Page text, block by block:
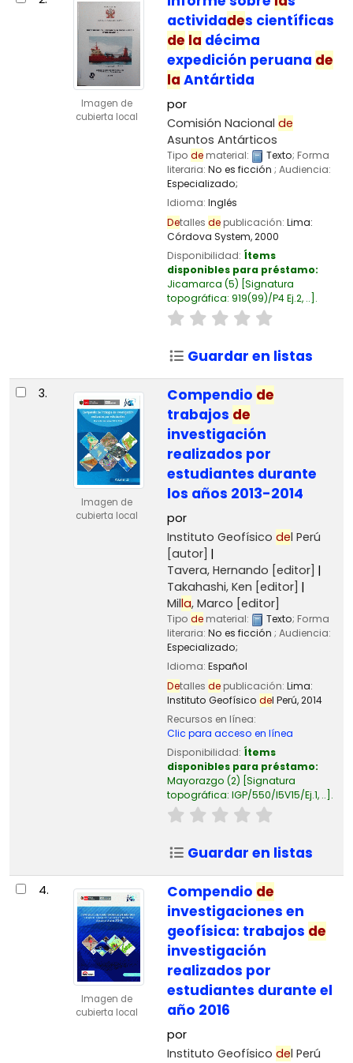
Imagen de
cubierta local
actividades científicas
de la décima
expedición peruana de
la Antártida
por
Comisión Nacional de
Asuntos Antárticos
Tipo dematerial: Texto; Forma
literaria: No es ficción ; Audiencia:
Especializado;
Idioma: Inglés
Detalles depublicación: Lima:
Córdova System,2000
Disponibilidad: Ítems
disponibles para préstamo:
Jicamarca (5) Signatura
topográfica: 919(99)/P4 Ej.2, .. .
Guardar en listas
3.
Imagen de
cubierta local
Compendio de
trabajos de
investigación
realizados por
estudiantes durante
los años 2013-2014
por
Instituto Geofísico del Perú
[autor]
Tavera, Hernando [editor]
Takahashi, Ken [editor]
Milla, Marco [editor]
Tipo dematerial: Texto; Forma
literaria: No es ficción ; Audiencia:
Especializado;
Idioma: Español
Detalles depublicación: Lima:
Instituto Geofísico del Perú,2014
Recursos en línea:
Clic para acceso en línea
Disponibilidad: Ítems
disponibles para préstamo:
Mayorazgo (2) Signatura
topográfica: IGP/550/I5V15/Ej.1, .. .
Guardar en listas
4.
Imagen de
cubierta local
Compendio de
investigaciones en
geofísica: trabajos de
investigación
realizados por
estudiantes durante el
año 2016
por
Instituto Geofísico del Perú